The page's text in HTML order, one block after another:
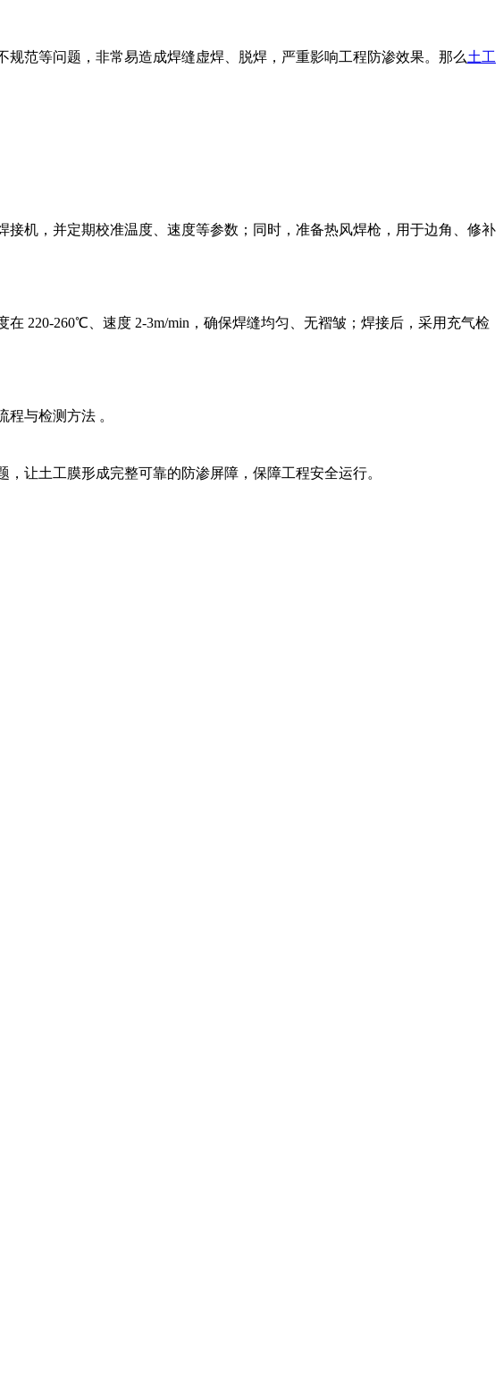
范等问题，非常易造成焊缝虚焊、脱焊，严重影响工程防渗效果。那么土工
机，并定期校准温度、速度等参数；同时，准备热风焊枪，用于边角、修补
220-260℃、速度 2-3m/min，确保焊缝均匀、无褶皱；焊接后，采用充气检
与检测方法 。
让土工膜形成完整可靠的防渗屏障，保障工程安全运行。